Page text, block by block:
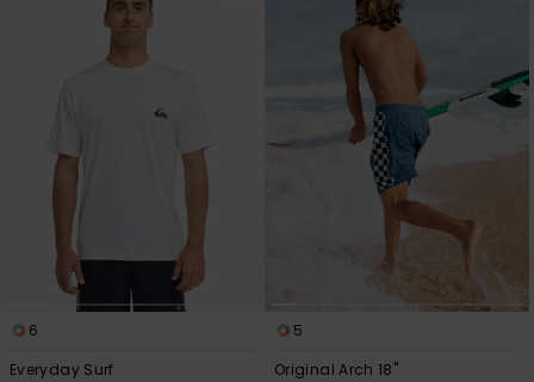
6
Everyday Surf
5
Original Arch 18"